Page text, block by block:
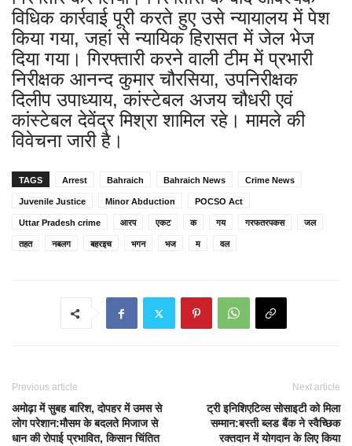
विधिक कार्रवाई पूरी करते हुए उसे न्यायालय में पेश
किया गया, जहां से न्यायिक हिरासत में जेल भेज
दिया गया। गिरफ्तारी करने वाली टीम में प्रभारी
निरीक्षक आनन्द कुमार चौरसिया, उपनिरीक्षक
दिलीप उपाध्याय, कांस्टेबल अजय चौधरी एवं
कांस्टेबल देवेंद्र मिश्रा शामिल रहे। मामले की
विवेचना जारी है।
TAGS Arrest Bahraich Bahraich News Crime News
Juvenile Justice Minor Abduction POCSO Act
Uttar Pradesh crime आरप एकट क गय गरफतरपकस जल
तहत नबलग बहरइच भगन भज म वल
Previous article
अमोढ़ा में सुबह बारिश, दोपहर में उमस से
लोग परेशान:मौसम के बदलते मिजाज से
धान की रोपाई प्रभावित, किसान चिंतित
Next article
ट्री इनिशिएटिव्स सोसाइटी को मिला
सम्मान:बस्ती ब्लड बैंक ने स्वैच्छिक
रक्तदान में योगदान के लिए किया